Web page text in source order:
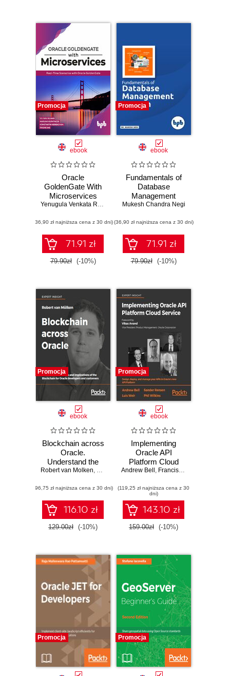
Promocja
ebook
Oracle
GoldenGate With
Microservices
Yenugula Venkata Ravi Kumar ,Mariami Kupatadze,
(36,90 zł najniższa cena z 30 dni)
71.91 zł
79.90zł (-10%)
Promocja
ebook
Fundamentals of
Database
Management
System
Mukesh Chandra Negi
(36,90 zł najniższa cena z 30 dni)
71.91 zł
79.90zł (-10%)
Promocja
ebook
Blockchain across
Oracle.
Understand the
details and
Blockchain for
Oracle developers
and customers
Robert van Molken, Sven Bernhardt, Francisco Arturo Viveros
(96,75 zł najniższa cena z 30 dni)
116.10 zł
129.00zł (-10%)
Promocja
ebook
Implementing
Oracle API
Platform Cloud
Service. Design,
manage your APIs
in Oracle's new
API Platform
Andrew Bell , Francisco Arturo Viveros
(119,25 zł najniższa cena z 30
dni)
143.10 zł
159.00zł (-10%)
Promocja Promocja